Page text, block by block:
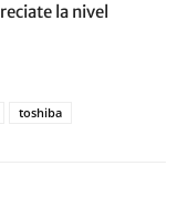
la nivel
toshiba